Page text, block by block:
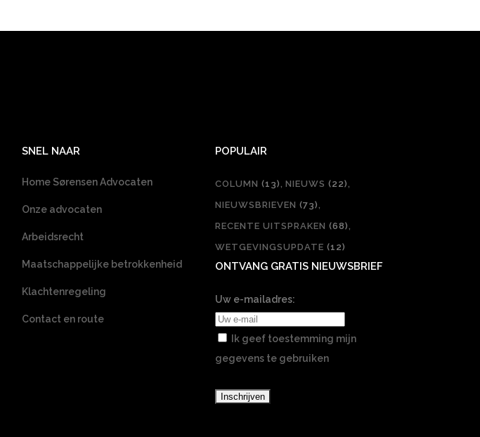
SNEL NAAR
Home Sørensen Advocaten
Onze advocaten
Arbeidsrecht
Maatschappelijke betrokkenheid
Klachtenregeling
Contact en route
POPULAIR
COLUMN (13) NIEUWS (22)
NIEUWSBRIEVEN (73)
RECENTE UITSPRAKEN (68)
WETGEVINGSUPDATE (12)
ONTVANG GRATIS NIEUWSBRIEF
Uw e-mailadres:
Ik geef toestemming mijn
gegevens te gebruiken